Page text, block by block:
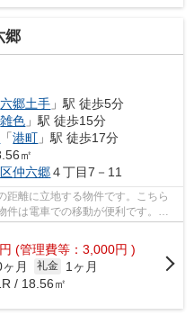
郷
六郷土手 」駅 徒歩5分
雑色 」駅 徒歩15分
「港町 」駅 徒歩17分
㎡
仲六郷４丁目7－11
距離に立地する物件です。こちら
件は電車での移動が便利です。駅
円 (管理費等：3,000円 )
月 礼金
1ヶ月
/ 18.56㎡